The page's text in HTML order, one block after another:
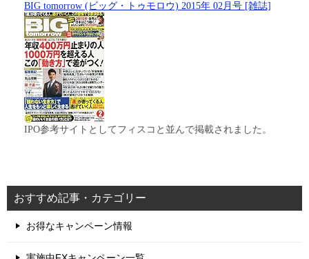
BIG tomorrow (ビッグ・トゥモロウ) 2015年 02月号 [雑誌]
IPO参考サイトとしてフィスコと並んで掲載されました。
おすすめ記事・カテゴリー
お得なキャンペーン情報